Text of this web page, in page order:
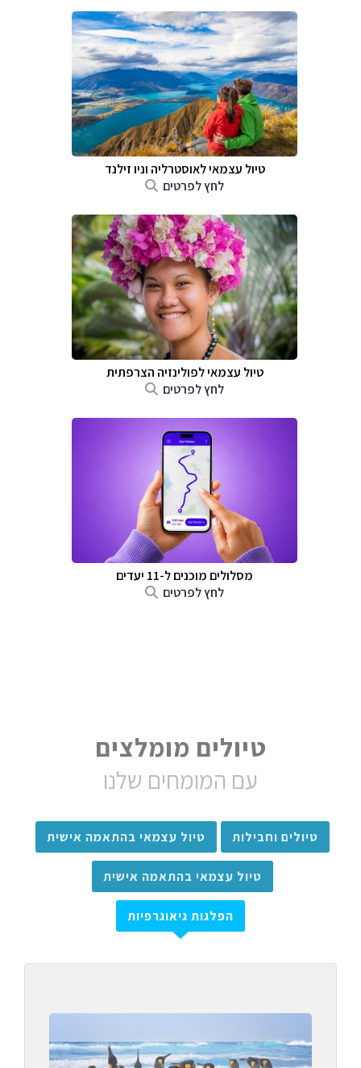
טיול עצמאי לאוסטרליה וניו זילנד
לחץ לפרטים
טיול עצמאי לפולינזיה הצרפתית
לחץ לפרטים
מסלולים מוכנים ל-11 יעדים
לחץ לפרטים
טיולים מומלצים
עם המומחים שלנו
טיולים וחבילות טיול עצמאי בהתאמה אישית
טיול עצמאי בהתאמה אישית
הפלגות גיאוגרפיות